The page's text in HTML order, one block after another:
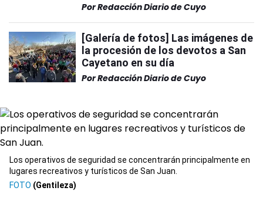
PorRedacción Diario de Cuyo
[Galería de fotos] Las imágenes de
la procesión de los devotos a San
Cayetano en su día
PorRedacción Diario de Cuyo
Los operativos de seguridad se concentrarán principalmente en
lugares recreativos y turísticos de San Juan.
(Gentileza)